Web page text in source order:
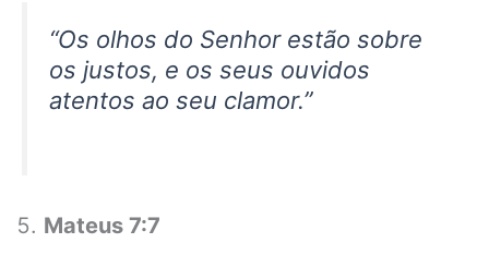
“Os olhos do Senhor estão sobre
os justos, e os seus ouvidos
atentos ao seu clamor.”
Mateus 7:7